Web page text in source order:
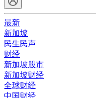
最新
新加坡
民生民声
财经
新加坡股市
新加坡财经
全球财经
中国财经